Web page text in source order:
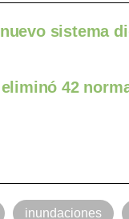
sistema
42
inundaciones